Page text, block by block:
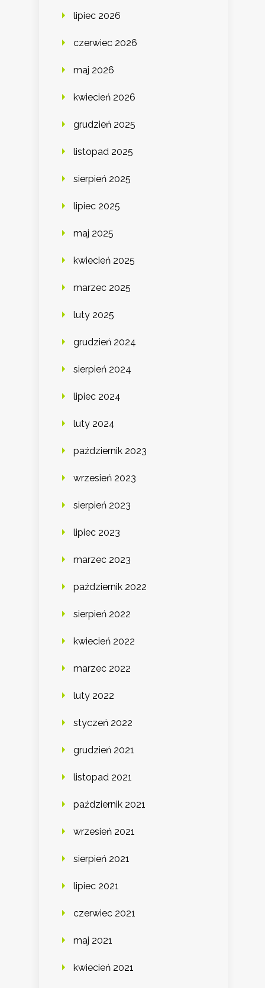
lipiec 2026
czerwiec 2026
maj 2026
kwiecień 2026
grudzień 2025
listopad 2025
sierpień 2025
lipiec 2025
maj 2025
kwiecień 2025
marzec 2025
luty 2025
grudzień 2024
sierpień 2024
lipiec 2024
luty 2024
październik 2023
wrzesień 2023
sierpień 2023
lipiec 2023
marzec 2023
październik 2022
sierpień 2022
kwiecień 2022
marzec 2022
luty 2022
styczeń 2022
grudzień 2021
listopad 2021
październik 2021
wrzesień 2021
sierpień 2021
lipiec 2021
czerwiec 2021
maj 2021
kwiecień 2021